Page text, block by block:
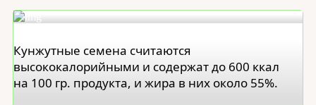
Кунжутные семена считаются
высококалорийными и содержат до 600 ккал
на 100 гр. продукта, и жира в них около 55%.